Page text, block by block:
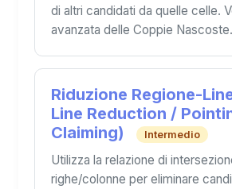
di altri candidati da quelle celle.
avanzata delle Coppie Nascoste.
Riduzione Regione-
Line Reduction /
Claiming)
Intermedio
Utilizza la relazione di
righe/colonne per eliminare